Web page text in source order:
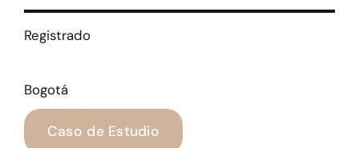
Registrado
Bogotá
Caso de Estudio